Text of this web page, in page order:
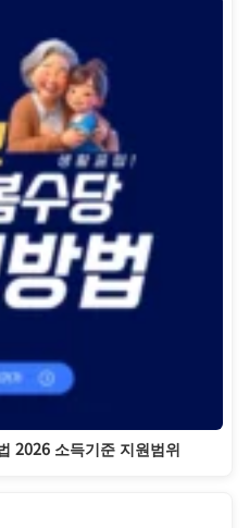
2026 소득기준 지원범위